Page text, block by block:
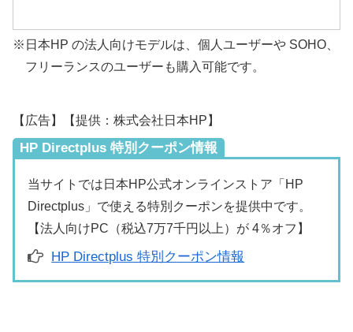
※日本HP の法人向けモデルは、個人ユーザーや SOHO、
フリーランスのユーザーも購入可能です。
【広告】【提供：株式会社日本HP】
HP Directplus 特別クーポン情報
当サイトでは日本HP公式オンラインストア「HP
Directplus」で使える特別クーポンを提供中です。
【法人向けPC（税込7万7千円以上）が 4％オフ】
HP Directplus 特別クーポン情報